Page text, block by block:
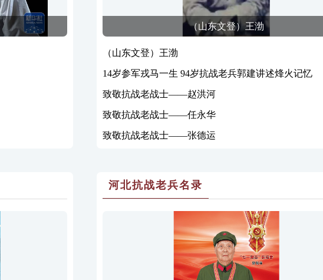
（山东文登）王渤
（山东文登）王渤
14岁参军戎马一生 94岁抗战老兵郭建讲述烽火记忆
致敬抗战老战士——赵洪河
致敬抗战老战士——任永华
致敬抗战老战士——张德运
河北抗战老兵名录